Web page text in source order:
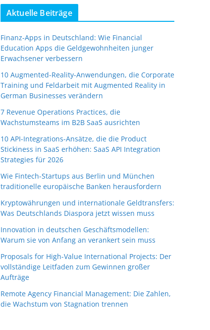
Aktuelle Beiträge
Finanz-Apps in Deutschland: Wie Financial
Education Apps die Geldgewohnheiten junger
Erwachsener verbessern
10 Augmented-Reality-Anwendungen, die Corporate
Training und Feldarbeit mit Augmented Reality in
German Businesses verändern
7 Revenue Operations Practices, die
Wachstumsteams im B2B SaaS ausrichten
10 API-Integrations-Ansätze, die die Product
Stickiness in SaaS erhöhen: SaaS API Integration
Strategies für 2026
Wie Fintech-Startups aus Berlin und München
traditionelle europäische Banken herausfordern
Kryptowährungen und internationale Geldtransfers:
Was Deutschlands Diaspora jetzt wissen muss
Innovation in deutschen Geschäftsmodellen:
Warum sie von Anfang an verankert sein muss
Proposals for High-Value International Projects: Der
vollständige Leitfaden zum Gewinnen großer
Aufträge
Remote Agency Financial Management: Die Zahlen,
die Wachstum von Stagnation trennen